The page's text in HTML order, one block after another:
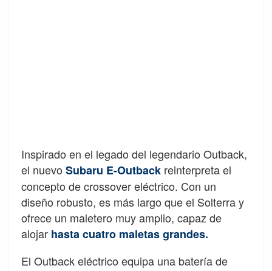
Inspirado en el legado del legendario Outback,
el nuevo Subaru E-Outback reinterpreta el
concepto de crossover eléctrico. Con un
diseño robusto, es más largo que el Solterra y
ofrece un maletero muy amplio, capaz de
alojar hasta cuatro maletas grandes.
El Outback eléctrico equipa una batería de